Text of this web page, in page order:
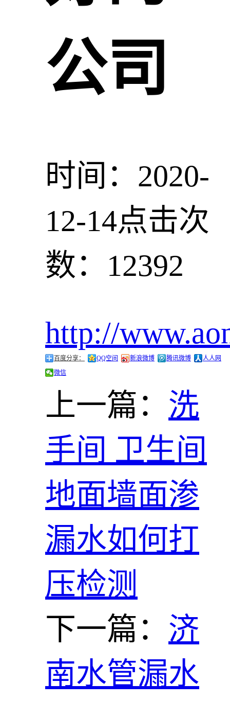
公司
时间：2020-
12-14点击次
数：12392
http://
百度分享： QQ空间 新浪微博 腾讯微博
人人网
微信
上一篇： 洗
手间 卫生间
地面墙面渗
漏水如何打
压检测
下一篇： 济
南水管漏水